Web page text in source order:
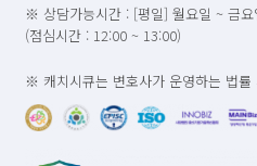
※ 상담가능시간 : [평일] 월요일 ~ 금
(점심시간 : 12:00 ~ 13:00)
※ 캐치시큐는 변호사가 운영하는 법률